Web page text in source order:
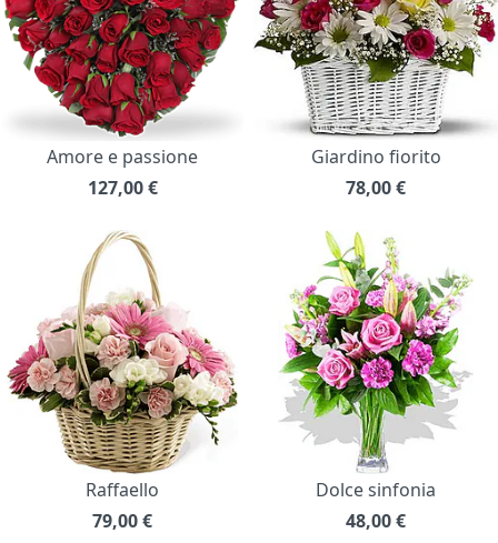
Amore e passione
127,00 €
Giardino fiorito
78,00€
Raffaello
79,00€
Dolce sinfonia
48,00€